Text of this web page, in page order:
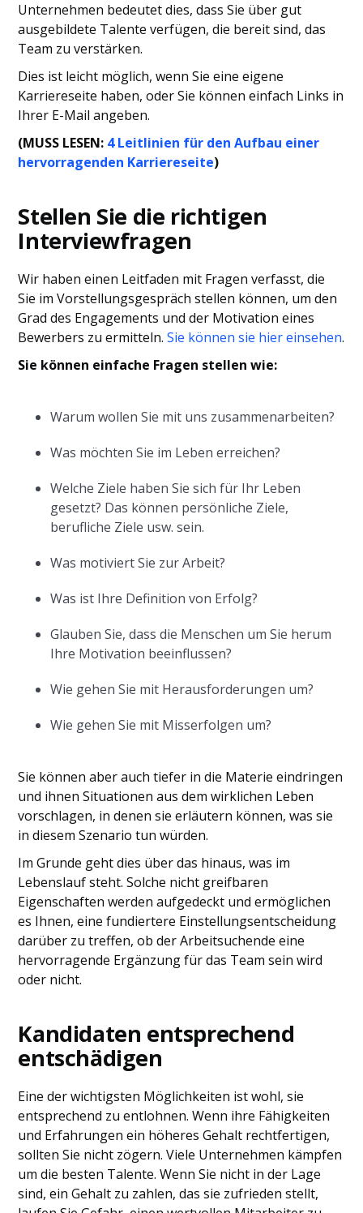
Unternehmen bedeutet dies, dass Sie über gut
ausgebildete Talente verfügen, die bereit sind, das
Team zu verstärken.
Dies ist leicht möglich, wenn Sie eine eigene
Karriereseite haben, oder Sie können einfach Links in
Ihrer E-Mail angeben.
(MUSS LESEN: 4 Leitlinien für den Aufbau einer
hervorragenden Karriereseite)
Stellen Sie die richtigen
Interviewfragen
Wir haben einen Leitfaden mit Fragen verfasst, die
Sie im Vorstellungsgespräch stellen können, um den
Grad des Engagements und der Motivation eines
Bewerbers zu ermitteln.Sie können sie hier einsehen.
Sie können einfache Fragen stellen wie:
Warum wollen Sie mit uns zusammenarbeiten?
Was möchten Sie im Leben erreichen?
Welche Ziele haben Sie sich für Ihr Leben
gesetzt? Das können persönliche Ziele,
berufliche Ziele usw. sein.
Was motiviert Sie zur Arbeit?
Was ist Ihre Definition von Erfolg?
Glauben Sie, dass die Menschen um Sie herum
Ihre Motivation beeinflussen?
Wie gehen Sie mit Herausforderungen um?
Wie gehen Sie mit Misserfolgen um?
Sie können aber auch tiefer in die Materie eindringen
und ihnen Situationen aus dem wirklichen Leben
vorschlagen, in denen sie erläutern können, was sie
in diesem Szenario tun würden.
Im Grunde geht dies über das hinaus, was im
Lebenslauf steht. Solche nicht greifbaren
Eigenschaften werden aufgedeckt und ermöglichen
es Ihnen, eine fundiertere Einstellungsentscheidung
darüber zu treffen, ob der Arbeitsuchende eine
hervorragende Ergänzung für das Team sein wird
oder nicht.
Kandidaten entsprechend
entschädigen
Eine der wichtigsten Möglichkeiten ist wohl, sie
entsprechend zu entlohnen. Wenn ihre Fähigkeiten
und Erfahrungen ein höheres Gehalt rechtfertigen,
sollten Sie nicht zögern. Viele Unternehmen kämpfen
um die besten Talente. Wenn Sie nicht in der Lage
sind, ein Gehalt zu zahlen, das sie zufrieden stellt,